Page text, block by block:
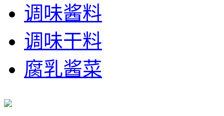
调味酱料
调味干料
腐乳酱菜